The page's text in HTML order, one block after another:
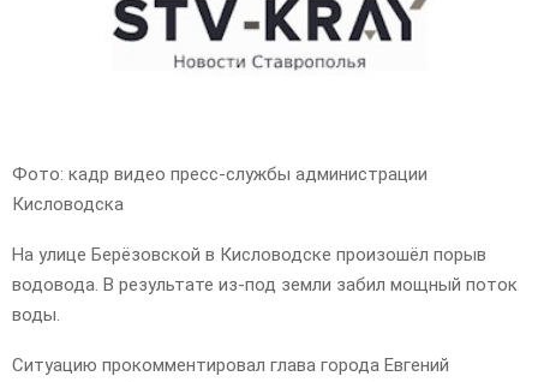
Фото: кадр видео пресс-службы администрации
Кисловодска
На улице Берёзовской в Кисловодске произошёл порыв
водовода. В результате из-под земли забил мощный поток
воды.
Ситуацию прокомментировал глава города Евгений